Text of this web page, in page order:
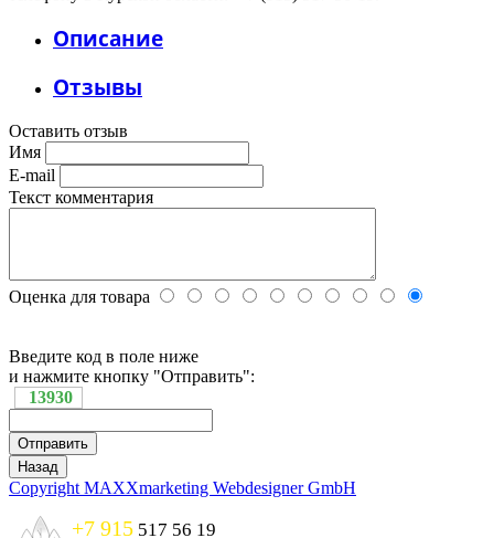
Описание
Отзывы
Оставить отзыв
Имя
E-mail
Текст комментария
Оценка для товара
Введите код в поле ниже
и нажмите кнопку "Отправить":
13930
Copyright MAXXmarketing Webdesigner GmbH
+7 915 517 56 19